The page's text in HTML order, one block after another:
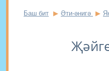
Баш бит Әти-әнигә